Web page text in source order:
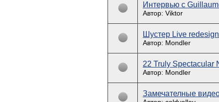
Интервью с
Автор: Viktor
Шустер Live
Автор: Mondler
22 Truly Spectacular
Автор: Mondler
Замечателные